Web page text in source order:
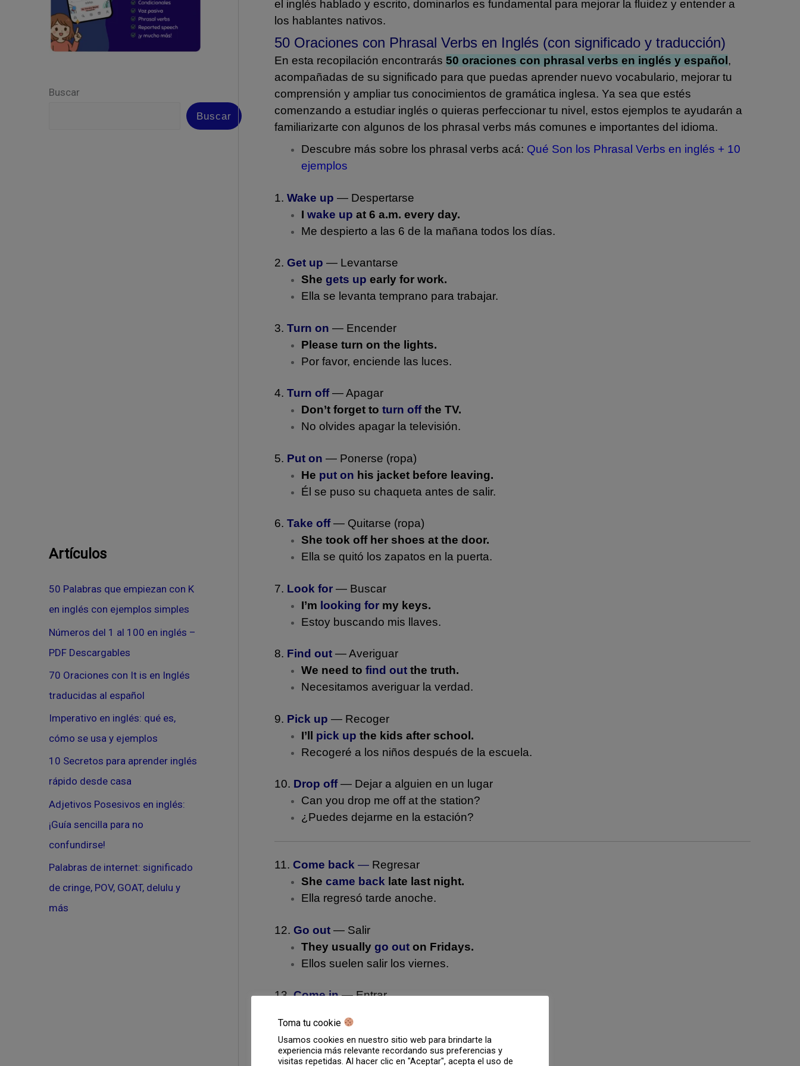
Buscar
Buscar
Artículos
50 Palabras que empiezan con K
en inglés con ejemplos simples
Números del 1 al 100 en inglés –
PDF Descargables
70 Oraciones con It is en Inglés
traducidas al español
Imperativo en inglés: qué es,
cómo se usa y ejemplos
10 Secretos para aprender inglés
rápido desde casa
Adjetivos Posesivos en inglés:
¡Guía sencilla para no
confundirse!
Palabras de internet: significado
de cringe, POV, GOAT, delulu y
más
el inglés hablado y escrito, dominarlos es fundamental para mejorar la fluidez y entender a
los hablantes nativos.
50 Oraciones con Phrasal Verbs en Inglés (con significado y traducción)
En esta recopilación encontrarás 50 oraciones con phrasal verbs en inglés y español ,
acompañadas de su significado para que puedas aprender nuevo vocabulario, mejorar tu
comprensión y ampliar tus conocimientos de gramática inglesa. Ya sea que estés
comenzando a estudiar inglés o quieras perfeccionar tu nivel, estos ejemplos te ayudarán a
familiarizarte con algunos de los phrasal verbs más comunes e importantes del idioma.
Descubre más sobre los phrasal verbs acá: Qué Son los Phrasal Verbs en inglés + 10
ejemplos
1. Wake up — Despertarse
Iwake up at 6 a.m. every day.
Me despierto a las 6 de la mañana todos los días.
2. Get up — Levantarse
Shegets up early for work.
Ella se levanta temprano para trabajar.
3. Turn on — Encender
Please turn on the lights.
Por favor, enciende las luces.
4. Turn off — Apagar
Don’t forget toturn offthe TV.
No olvides apagar la televisión.
5. Put on — Ponerse (ropa)
He put on his jacket before leaving.
Él se puso su chaqueta antes de salir.
6. Take off— Quitarse (ropa)
She took off her shoes at the door.
Ella se quitó los zapatos en la puerta.
7. Look for — Buscar
I’m looking for my keys.
Estoy buscando mis llaves.
8. Find out— Averiguar
We need tofind out the truth.
Necesitamos averiguar la verdad.
9. Pick up — Recoger
I’ll pick up the kids after school.
Recogeré a los niños después de la escuela.
10. Drop off — Dejar a alguien en un lugar
Can you drop me off at the station?
¿Puedes dejarme en la estación?
11. Come back—Regresar
Shecame back late last night.
Ella regresó tarde anoche.
12. Go out — Salir
They usuallygo out on Fridays.
Ellos suelen salir los viernes.
13.Come in — Entrar
Por favor, entra y siéntate.
14.Go away— Irse
Toma tu cookie
Usamos cookies en nuestro sitio web para brindarte la
experiencia más relevante recordando sus preferencias y
visitas repetidas. Al hacer clic en "Aceptar", acepta el uso de